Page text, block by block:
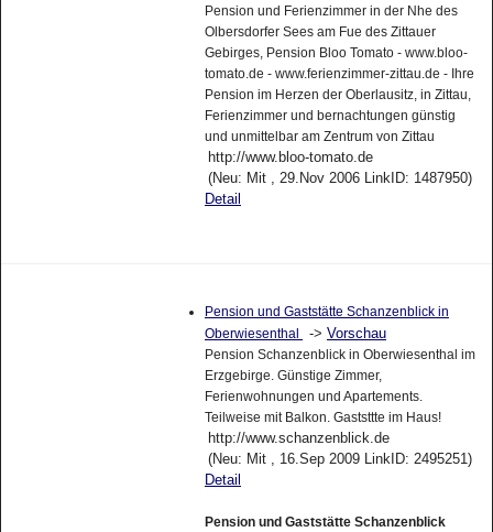
Pension und Ferienzimmer in der Nhe des
Olbersdorfer Sees am Fue des Zittauer
Gebirges, Pension Bloo Tomato - www.bloo-
tomato.de - www.ferienzimmer-zittau.de - Ihre
Pension im Herzen der Oberlausitz, in Zittau,
Ferienzimmer und bernachtungen günstig
und unmittelbar am Zentrum von Zittau
http://www.bloo-tomato.de
(Neu: Mit , 29.Nov 2006 LinkID: 1487950)
Detail
Pension und Gaststätte Schanzenblick in
Oberwiesenthal
-> Vorschau
Pension Schanzenblick in Oberwiesenthal im
Erzgebirge. Günstige Zimmer,
Ferienwohnungen und Apartements.
Teilweise mit Balkon. Gaststtte im Haus!
http://www.schanzenblick.de
(Neu: Mit , 16.Sep 2009 LinkID: 2495251)
Detail
Pension und Gaststätte Schanzenblick